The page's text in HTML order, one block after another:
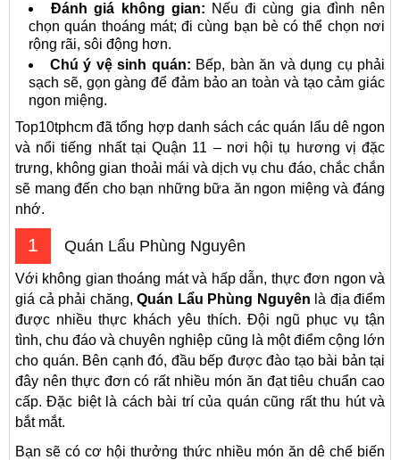
Đánh giá không gian: Nếu đi cùng gia đình nên
chọn quán thoáng mát; đi cùng bạn bè có thể chọn nơi
rộng rãi, sôi động hơn.
Chú ý vệ sinh quán: Bếp, bàn ăn và dụng cụ phải
sạch sẽ, gọn gàng để đảm bảo an toàn và tạo cảm giác
ngon miệng.
Top10tphcm đã tổng hợp danh sách các quán lẩu dê ngon
và nổi tiếng nhất tại Quận 11 – nơi hội tụ hương vị đặc
trưng, không gian thoải mái và dịch vụ chu đáo, chắc chắn
sẽ mang đến cho bạn những bữa ăn ngon miệng và đáng
nhớ.
1 Quán Lẩu Phùng Nguyên
Với không gian thoáng mát và hấp dẫn, thực đơn ngon và
giá cả phải chăng, Quán Lẩu Phùng Nguyên là địa điểm
được nhiều thực khách yêu thích. Đội ngũ phục vụ tận
tình, chu đáo và chuyên nghiệp cũng là một điểm cộng lớn
cho quán. Bên cạnh đó, đầu bếp được đào tạo bài bản tại
đây nên thực đơn có rất nhiều món ăn đạt tiêu chuẩn cao
cấp. Đặc biệt là cách bài trí của quán cũng rất thu hút và
bắt mắt.
Bạn sẽ có cơ hội thưởng thức nhiều món ăn dê chế biến